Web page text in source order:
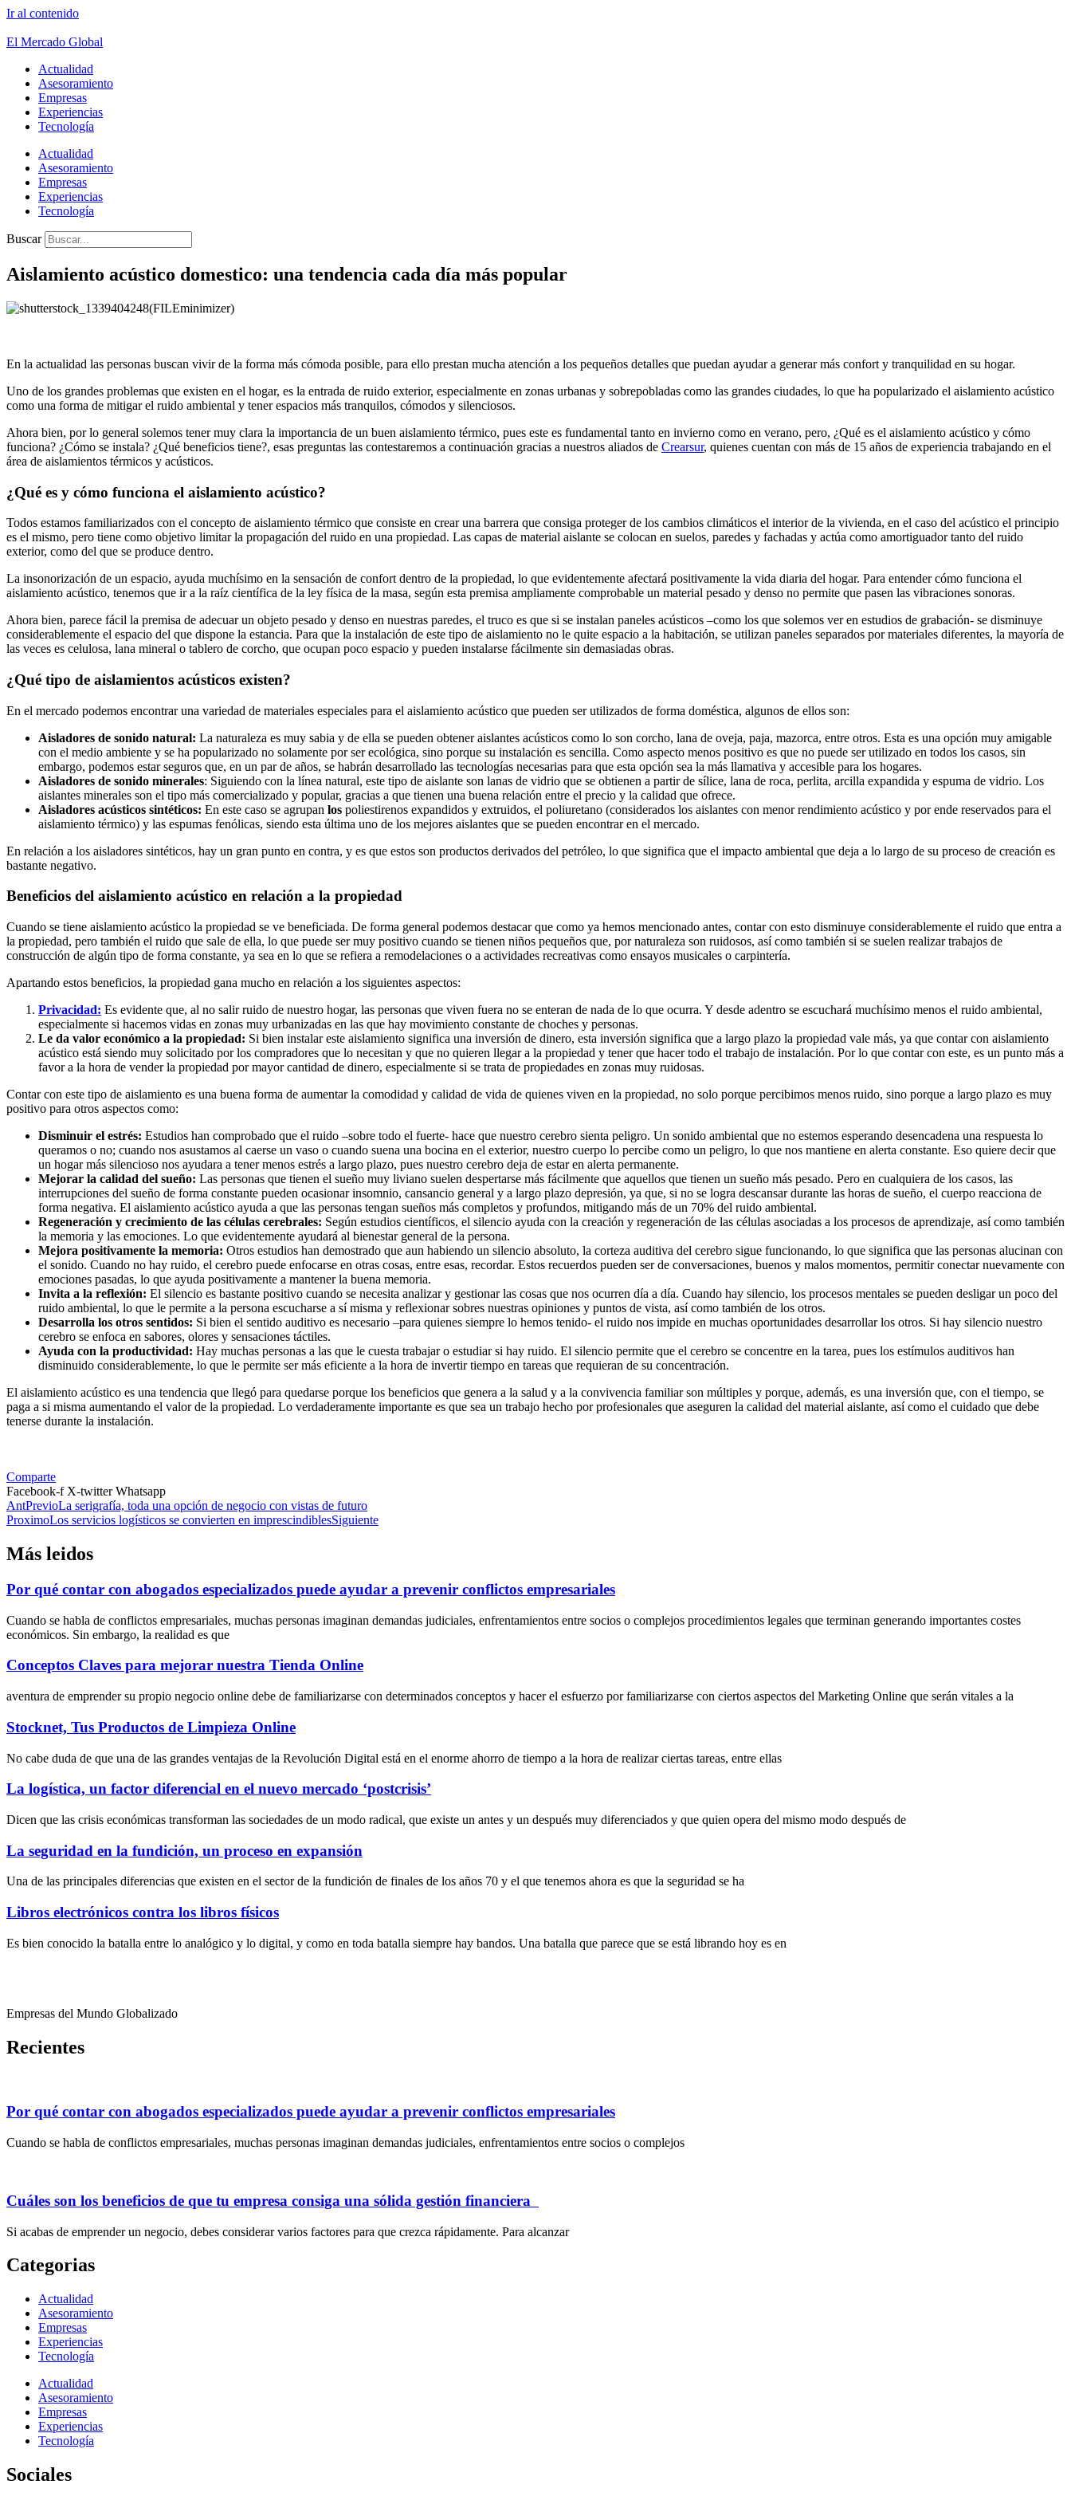
Ir al contenido
El Mercado Global
Actualidad
Asesoramiento
Empresas
Experiencias
Tecnología
Actualidad
Asesoramiento
Empresas
Experiencias
Tecnología
Buscar
Aislamiento acústico domestico: una tendencia cada día más popular
En la actualidad las personas buscan vivir de la forma más cómoda posible, para ello prestan mucha atención a los pequeños detalles que puedan ayudar a generar más confort y tranquilidad en su hogar.
Uno de los grandes problemas que existen en el hogar, es la entrada de ruido exterior, especialmente en zonas urbanas y sobrepobladas como las grandes ciudades, lo que ha popularizado el aislamiento acústico
como una forma de mitigar el ruido ambiental y tener espacios más tranquilos, cómodos y silenciosos.
Ahora bien, por lo general solemos tener muy clara la importancia de un buen aislamiento térmico, pues este es fundamental tanto en invierno como en verano, pero, ¿Qué es el aislamiento acústico y cómo
funciona? ¿Cómo se instala? ¿Qué beneficios tiene?, esas preguntas las contestaremos a continuación gracias a nuestros aliados de Crearsur, quienes cuentan con más de 15 años de experiencia trabajando en el
área de aislamientos térmicos y acústicos.
¿Qué es y cómo funciona el aislamiento acústico?
Todos estamos familiarizados con el concepto de aislamiento térmico que consiste en crear una barrera que consiga proteger de los cambios climáticos el interior de la vivienda, en el caso del acústico el principio
es el mismo, pero tiene como objetivo limitar la propagación del ruido en una propiedad. Las capas de material aislante se colocan en suelos, paredes y fachadas y actúa como amortiguador tanto del ruido
exterior, como del que se produce dentro.
La insonorización de un espacio, ayuda muchísimo en la sensación de confort dentro de la propiedad, lo que evidentemente afectará positivamente la vida diaria del hogar. Para entender cómo funciona el
aislamiento acústico, tenemos que ir a la raíz científica de la ley física de la masa, según esta premisa ampliamente comprobable un material pesado y denso no permite que pasen las vibraciones sonoras.
Ahora bien, parece fácil la premisa de adecuar un objeto pesado y denso en nuestras paredes, el truco es que si se instalan paneles acústicos –como los que solemos ver en estudios de grabación- se disminuye
considerablemente el espacio del que dispone la estancia. Para que la instalación de este tipo de aislamiento no le quite espacio a la habitación, se utilizan paneles separados por materiales diferentes, la mayoría de
las veces es celulosa, lana mineral o tablero de corcho, que ocupan poco espacio y pueden instalarse fácilmente sin demasiadas obras.
¿Qué tipo de aislamientos acústicos existen?
En el mercado podemos encontrar una variedad de materiales especiales para el aislamiento acústico que pueden ser utilizados de forma doméstica, algunos de ellos son:
Aisladores de sonido natural: La naturaleza es muy sabia y de ella se pueden obtener aislantes acústicos como lo son corcho, lana de oveja, paja, mazorca, entre otros. Esta es una opción muy amigable
con el medio ambiente y se ha popularizado no solamente por ser ecológica, sino porque su instalación es sencilla. Como aspecto menos positivo es que no puede ser utilizado en todos los casos, sin
embargo, podemos estar seguros que, en un par de años, se habrán desarrollado las tecnologías necesarias para que esta opción sea la más llamativa y accesible para los hogares.
Aisladores de sonido minerales: Siguiendo con la línea natural, este tipo de aislante son lanas de vidrio que se obtienen a partir de sílice, lana de roca, perlita, arcilla expandida y espuma de vidrio. Los
aislantes minerales son el tipo más comercializado y popular, gracias a que tienen una buena relación entre el precio y la calidad que ofrece.
Aisladores acústicos sintéticos: En este caso se agrupan los poliestirenos expandidos y extruidos, el poliuretano (considerados los aislantes con menor rendimiento acústico y por ende reservados para el
aislamiento térmico) y las espumas fenólicas, siendo esta última uno de los mejores aislantes que se pueden encontrar en el mercado.
En relación a los aisladores sintéticos, hay un gran punto en contra, y es que estos son productos derivados del petróleo, lo que significa que el impacto ambiental que deja a lo largo de su proceso de creación es
bastante negativo.
Beneficios del aislamiento acústico en relación a la propiedad
Cuando se tiene aislamiento acústico la propiedad se ve beneficiada. De forma general podemos destacar que como ya hemos mencionado antes, contar con esto disminuye considerablemente el ruido que entra a
la propiedad, pero también el ruido que sale de ella, lo que puede ser muy positivo cuando se tienen niños pequeños que, por naturaleza son ruidosos, así como también si se suelen realizar trabajos de
construcción de algún tipo de forma constante, ya sea en lo que se refiera a remodelaciones o a actividades recreativas como ensayos musicales o carpintería.
Apartando estos beneficios, la propiedad gana mucho en relación a los siguientes aspectos:
Privacidad: Es evidente que, al no salir ruido de nuestro hogar, las personas que viven fuera no se enteran de nada de lo que ocurra. Y desde adentro se escuchará muchísimo menos el ruido ambiental,
especialmente si hacemos vidas en zonas muy urbanizadas en las que hay movimiento constante de choches y personas.
Le da valor económico a la propiedad: Si bien instalar este aislamiento significa una inversión de dinero, esta inversión significa que a largo plazo la propiedad vale más, ya que contar con aislamiento
acústico está siendo muy solicitado por los compradores que lo necesitan y que no quieren llegar a la propiedad y tener que hacer todo el trabajo de instalación. Por lo que contar con este, es un punto más a
favor a la hora de vender la propiedad por mayor cantidad de dinero, especialmente si se trata de propiedades en zonas muy ruidosas.
Contar con este tipo de aislamiento es una buena forma de aumentar la comodidad y calidad de vida de quienes viven en la propiedad, no solo porque percibimos menos ruido, sino porque a largo plazo es muy
positivo para otros aspectos como:
Disminuir el estrés: Estudios han comprobado que el ruido –sobre todo el fuerte- hace que nuestro cerebro sienta peligro. Un sonido ambiental que no estemos esperando desencadena una respuesta lo
queramos o no; cuando nos asustamos al caerse un vaso o cuando suena una bocina en el exterior, nuestro cuerpo lo percibe como un peligro, lo que nos mantiene en alerta constante. Eso quiere decir que
un hogar más silencioso nos ayudara a tener menos estrés a largo plazo, pues nuestro cerebro deja de estar en alerta permanente.
Mejorar la calidad del sueño: Las personas que tienen el sueño muy liviano suelen despertarse más fácilmente que aquellos que tienen un sueño más pesado. Pero en cualquiera de los casos, las
interrupciones del sueño de forma constante pueden ocasionar insomnio, cansancio general y a largo plazo depresión, ya que, si no se logra descansar durante las horas de sueño, el cuerpo reacciona de
forma negativa. El aislamiento acústico ayuda a que las personas tengan sueños más completos y profundos, mitigando más de un 70% del ruido ambiental.
Regeneración y crecimiento de las células cerebrales: Según estudios científicos, el silencio ayuda con la creación y regeneración de las células asociadas a los procesos de aprendizaje, así como también
la memoria y las emociones. Lo que evidentemente ayudará al bienestar general de la persona.
Mejora positivamente la memoria: Otros estudios han demostrado que aun habiendo un silencio absoluto, la corteza auditiva del cerebro sigue funcionando, lo que significa que las personas alucinan con
el sonido. Cuando no hay ruido, el cerebro puede enfocarse en otras cosas, entre esas, recordar. Estos recuerdos pueden ser de conversaciones, buenos y malos momentos, permitir conectar nuevamente con
emociones pasadas, lo que ayuda positivamente a mantener la buena memoria.
Invita a la reflexión: El silencio es bastante positivo cuando se necesita analizar y gestionar las cosas que nos ocurren día a día. Cuando hay silencio, los procesos mentales se pueden desligar un poco del
ruido ambiental, lo que le permite a la persona escucharse a sí misma y reflexionar sobres nuestras opiniones y puntos de vista, así como también de los otros.
Desarrolla los otros sentidos: Si bien el sentido auditivo es necesario –para quienes siempre lo hemos tenido- el ruido nos impide en muchas oportunidades desarrollar los otros. Si hay silencio nuestro
cerebro se enfoca en sabores, olores y sensaciones táctiles.
Ayuda con la productividad: Hay muchas personas a las que le cuesta trabajar o estudiar si hay ruido. El silencio permite que el cerebro se concentre en la tarea, pues los estímulos auditivos han
disminuido considerablemente, lo que le permite ser más eficiente a la hora de invertir tiempo en tareas que requieran de su concentración.
El aislamiento acústico es una tendencia que llegó para quedarse porque los beneficios que genera a la salud y a la convivencia familiar son múltiples y porque, además, es una inversión que, con el tiempo, se
paga a si misma aumentando el valor de la propiedad. Lo verdaderamente importante es que sea un trabajo hecho por profesionales que aseguren la calidad del material aislante, así como el cuidado que debe
tenerse durante la instalación.
Comparte
Facebook-f X-twitter Whatsapp
AntPrevioLa serigrafía, toda una opción de negocio con vistas de futuro
ProximoLos servicios logísticos se convierten en imprescindiblesSiguiente
Más leidos
Por qué contar con abogados especializados puede ayudar a prevenir conflictos empresariales
Cuando se habla de conflictos empresariales, muchas personas imaginan demandas judiciales, enfrentamientos entre socios o complejos procedimientos legales que terminan generando importantes costes
económicos. Sin embargo, la realidad es que
Conceptos Claves para mejorar nuestra Tienda Online
aventura de emprender su propio negocio online debe de familiarizarse con determinados conceptos y hacer el esfuerzo por familiarizarse con ciertos aspectos del Marketing Online que serán vitales a la
Stocknet, Tus Productos de Limpieza Online
No cabe duda de que una de las grandes ventajas de la Revolución Digital está en el enorme ahorro de tiempo a la hora de realizar ciertas tareas, entre ellas
La logística, un factor diferencial en el nuevo mercado ‘postcrisis’
Dicen que las crisis económicas transforman las sociedades de un modo radical, que existe un antes y un después muy diferenciados y que quien opera del mismo modo después de
La seguridad en la fundición, un proceso en expansión
Una de las principales diferencias que existen en el sector de la fundición de finales de los años 70 y el que tenemos ahora es que la seguridad se ha
Libros electrónicos contra los libros físicos
Es bien conocido la batalla entre lo analógico y lo digital, y como en toda batalla siempre hay bandos. Una batalla que parece que se está librando hoy es en
Empresas del Mundo Globalizado
Recientes
Por qué contar con abogados especializados puede ayudar a prevenir conflictos empresariales
Cuando se habla de conflictos empresariales, muchas personas imaginan demandas judiciales, enfrentamientos entre socios o complejos
Cuáles son los beneficios de que tu empresa consiga una sólida gestión financiera
Si acabas de emprender un negocio, debes considerar varios factores para que crezca rápidamente. Para alcanzar
Categorias
Actualidad
Asesoramiento
Empresas
Experiencias
Tecnología
Actualidad
Asesoramiento
Empresas
Experiencias
Tecnología
Sociales